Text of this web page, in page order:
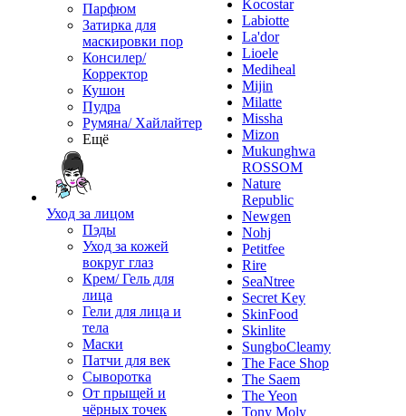
Парфюм
Затирка для
маскировки пор
Консилер/
Корректор
Кушон
Пудра
Румяна/ Хайлайтер
Ещё
Уход за лицом
Пэды
Уход за кожей
вокруг глаз
Крем/ Гель для
лица
Гели для лица и
тела
Маски
Патчи для век
Сыворотка
От прыщей и
чёрных точек
Kocostar
Labiotte
La'dor
Lioele
Mediheal
Mijin
Milatte
Missha
Mizon
Mukunghwa
ROSSOM
Nature
Republic
Newgen
Nohj
Petitfee
Rire
SeaNtree
Secret Key
SkinFood
Skinlite
SungboCleamy
The Face Shop
The Saem
The Yeon
Tony Moly